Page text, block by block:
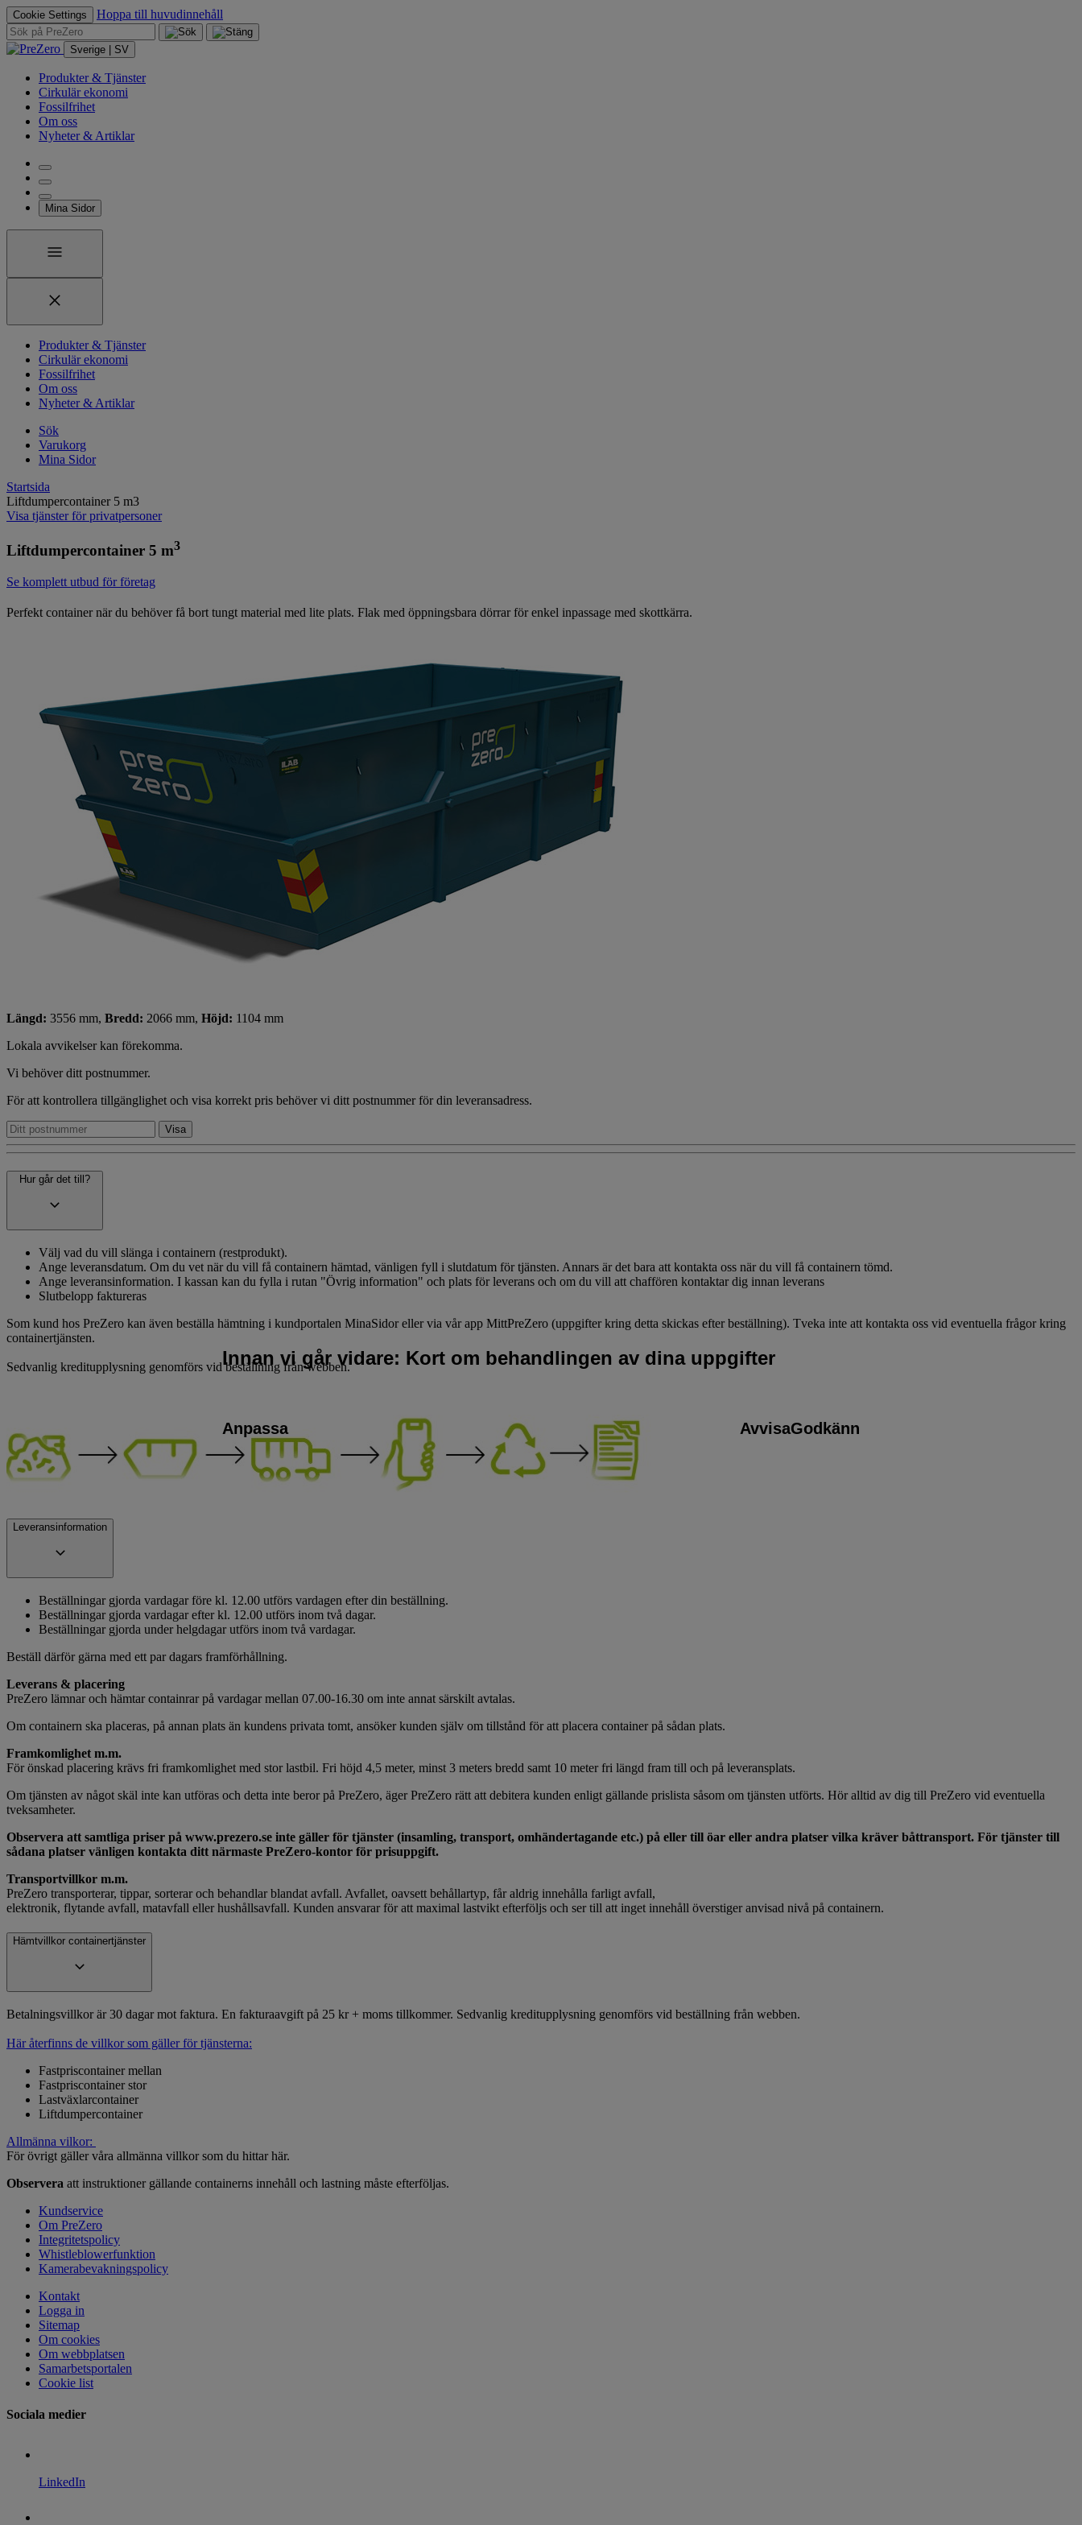
Innan vi går vidare: Kort om behandlingen av dina uppgifter
Anpassa AvvisaGodkänn
Cookie Settings Hoppa till huvudinnehåll
Sverige | SV
Produkter & Tjänster
Cirkulär ekonomi
Fossilfrihet
Om oss
Nyheter & Artiklar
Mina Sidor
Produkter & Tjänster
Cirkulär ekonomi
Fossilfrihet
Om oss
Nyheter & Artiklar
Sök
Varukorg
Mina Sidor
Startsida
Liftdumpercontainer 5 m3
Visa tjänster för privatpersoner
Liftdumpercontainer 5 m3
Se komplett utbud för företag
Perfekt container när du behöver få bort tungt material med lite plats. Flak med öppningsbara dörrar för enkel inpassage med skottkärra.
Längd: 3556 mm, Bredd: 2066 mm, Höjd: 1104 mm
Lokala avvikelser kan förekomma.
Vi behöver ditt postnummer.
För att kontrollera tillgänglighet och visa korrekt pris behöver vi ditt postnummer för din leveransadress.
Hur går det till?
Välj vad du vill slänga i containern (restprodukt).
Ange leveransdatum. Om du vet när du vill få containern hämtad, vänligen fyll i slutdatum för tjänsten. Annars är det bara att kontakta oss när du vill få containern tömd.
Ange leveransinformation. I kassan kan du fylla i rutan "Övrig information" och plats för leverans och om du vill att chaffören kontaktar dig innan leverans
Slutbelopp faktureras
Som kund hos PreZero kan även beställa hämtning i kundportalen MinaSidor eller via vår app MittPreZero (uppgifter kring detta skickas efter beställning). Tveka inte att kontakta oss vid eventuella frågor kring
containertjänsten.
Sedvanlig kreditupplysning genomförs vid beställning från webben.
Leveransinformation
Beställningar gjorda vardagar före kl. 12.00 utförs vardagen efter din beställning.
Beställningar gjorda vardagar efter kl. 12.00 utförs inom två dagar.
Beställningar gjorda under helgdagar utförs inom två vardagar.
Beställ därför gärna med ett par dagars framförhållning.
Leverans & placering
PreZero lämnar och hämtar containrar på vardagar mellan 07.00-16.30 om inte annat särskilt avtalas.
Om containern ska placeras, på annan plats än kundens privata tomt, ansöker kunden själv om tillstånd för att placera container på sådan plats.
Framkomlighet m.m.
För önskad placering krävs fri framkomlighet med stor lastbil. Fri höjd 4,5 meter, minst 3 meters bredd samt 10 meter fri längd fram till och på leveransplats.
Om tjänsten av något skäl inte kan utföras och detta inte beror på PreZero, äger PreZero rätt att debitera kunden enligt gällande prislista såsom om tjänsten utförts. Hör alltid av dig till PreZero vid eventuella
tveksamheter.
Observera att samtliga priser på www.prezero.se inte gäller för tjänster (insamling, transport, omhändertagande etc.) på eller till öar eller andra platser vilka kräver båttransport. För tjänster till
sådana platser vänligen kontakta ditt närmaste PreZero-kontor för prisuppgift.
Transportvillkor m.m.
PreZero transporterar, tippar, sorterar och behandlar blandat avfall. Avfallet, oavsett behållartyp, får aldrig innehålla farligt avfall,
elektronik, flytande avfall, matavfall eller hushållsavfall. Kunden ansvarar för att maximal lastvikt efterföljs och ser till att inget innehåll överstiger anvisad nivå på containern.
Hämtvillkor containertjänster
Betalningsvillkor är 30 dagar mot faktura. En fakturaavgift på 25 kr + moms tillkommer. Sedvanlig kreditupplysning genomförs vid beställning från webben.
Här återfinns de villkor som gäller för tjänsterna:
Fastpriscontainer mellan
Fastpriscontainer stor
Lastväxlarcontainer
Liftdumpercontainer
Allmänna vilkor:
För övrigt gäller våra allmänna villkor som du hittar här.
Observera att instruktioner gällande containerns innehåll och lastning måste efterföljas.
Kundservice
Om PreZero
Integritetspolicy
Whistleblowerfunktion
Kamerabevakningspolicy
Kontakt
Logga in
Sitemap
Om cookies
Om webbplatsen
Samarbetsportalen
Cookie list
Sociala medier
LinkedIn